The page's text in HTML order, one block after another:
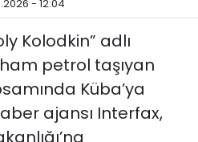
- 12:04
Kolodkin” adlı
petrol taşıyan
Küba’ya
ajansı Interfax,